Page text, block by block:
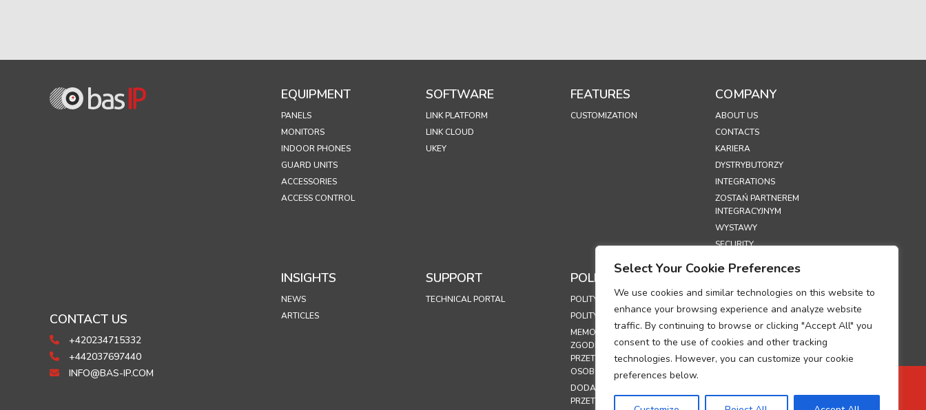
Select Your Cookie Preferences
We use cookies and similar technologies on this website to
enhance your browsing experience and analyze website
traffic. By continuing to browse or clicking "Accept All" you
consent to the use of cookies and other tracking
technologies. However, you can customize your cookie
preferences below.
CONTACT US
+420234715332
+442037697440
INFO@BAS-IP.COM
EQUIPMENT
PANELS
MONITORS
INDOOR PHONES
GUARD UNITS
ACCESSORIES
ACCESS CONTROL
SOFTWARE
LINK PLATFORM
LINK CLOUD
UKEY
FEATURES
CUSTOMIZATION
COMPANY
ABOUT US
CONTACTS
KARIERA
DYSTRYBUTORZY
INTEGRATIONS
ZOSTAŃ PARTNEREM
INTEGRACYJNYM
WYSTAWY
SECURITY
INSIGHTS
NEWS
ARTICLES
SUPPORT
TECHNICAL PORTAL
POLICIES
POLITYKA PRYWATNOŚCI
POLITYKA PLIKÓW COOKIE
MEMORANDUM DOTYCZĄCE
ZGODNOŚCI
PRZETWARZANIA DANYCH
OSOBOWYCH
DODATEK DOTYCZĄCY
PRZETWARZANIA DANYCH